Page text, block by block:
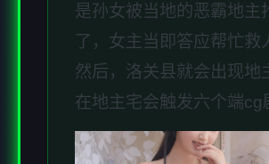
是孙女被当地的恶霸地主
了，女主当即答应帮忙救
然后，洛关县就会出现地
在地主宅会触发六个端cg